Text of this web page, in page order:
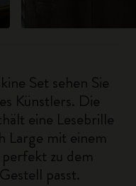
Set sehen Sie
Künstlers. Die
eine Lesebrille
Large mit einem
zu dem
passt.